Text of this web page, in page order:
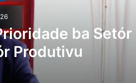
Autoridade Polisiál
ho Paradeiru Iha